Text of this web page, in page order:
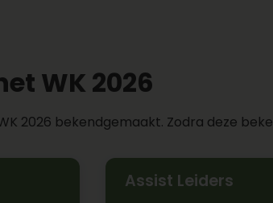
WK 2026
2026 bekendgemaakt. Zodra deze
Assist Leiders